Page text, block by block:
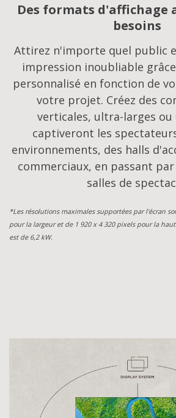
Des formats d'affichage
besoins
Attirez n'importe quel public
impression inoubliable
personnalisé en fonction de
votre projet. Créez des
verticales, ultra-larges ou
captiveront les
environnements, des halls
commerciaux, en passant
salles de
*Les résolutions maximales supportées par l'écran
pour la largeur et de 1 920 x 4 320 pixels pour la
est de 6,2 kW.